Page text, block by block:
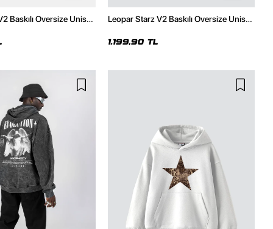
Baskılı Oversize Unisex
Leopar Starz V2 Baskılı Oversize Unisex
1.199,90 TL